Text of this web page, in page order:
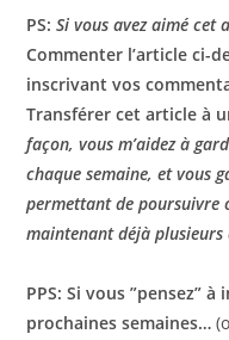
PS:Si vous avez aimé
Commenter l’article ci-
inscrivant vos
Transférer cet article à
façon, vous m’aidez à
chaque semaine, et vous
permettant de poursuivre
maintenant déjà plusieurs
PPS: Si vous ”pensez” à
prochaines semaines…